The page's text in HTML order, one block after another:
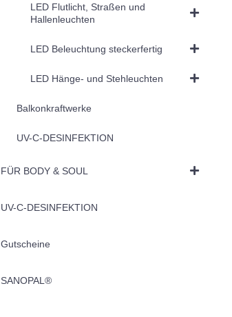
LED Flutlicht, Straßen und
Hallenleuchten
LED Beleuchtung steckerfertig
LED Hänge- und Stehleuchten
Balkonkraftwerke
UV-C-DESINFEKTION
FÜR BODY & SOUL
UV-C-DESINFEKTION
Gutscheine
SANOPAL®